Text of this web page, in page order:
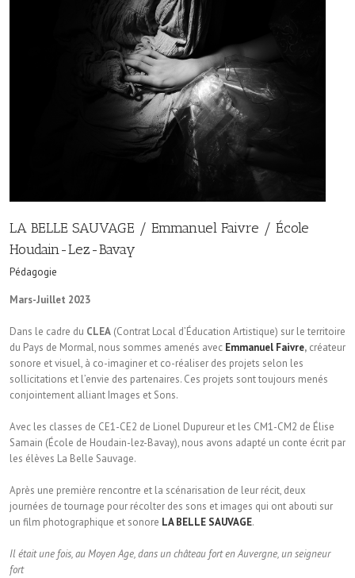
LA BELLE SAUVAGE / Emmanuel Faivre / École
Houdain-Lez-Bavay
Pédagogie
Mars-Juillet 2023
Dans le cadre du CLEA (Contrat Local d’Éducation Artistique) sur le territoire
du Pays de Mormal, nous sommes amenés avec Emmanuel Faivre, créateur
sonore et visuel, à co-imaginer et co-réaliser des projets selon les
sollicitations et l’envie des partenaires. Ces projets sont toujours menés
conjointement alliant Images et Sons.
Avec les classes de CE1-CE2 de Lionel Dupureur et les CM1-CM2 de Élise
Samain (École de Houdain-lez-Bavay), nous avons adapté un conte écrit par
les élèves La Belle Sauvage.
Après une première rencontre et la scénarisation de leur récit, deux
journées de tournage pour récolter des sons et images qui ont abouti sur
un film photographique et sonore LA BELLE SAUVAGE.
Il était une fois, au Moyen Age, dans un château fort en Auvergne, un seigneur
fort